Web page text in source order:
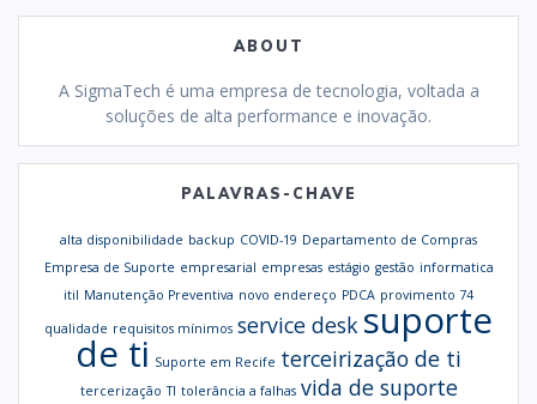
ABOUT
A SigmaTech é uma empresa de tecnologia, voltada a
soluções de alta performance e inovação.
PALAVRAS-CHAVE
alta disponibilidade backup COVID-19 Departamento de Compras
Empresa de Suporte empresarial empresas estágio gestão informatica
itil Manutenção Preventiva novo endereço PDCA provimento 74
qualidade requisitos mínimos service desk suporte
de ti Suporte em Recife terceirização de ti
tercerização TI tolerância a falhas vida de suporte